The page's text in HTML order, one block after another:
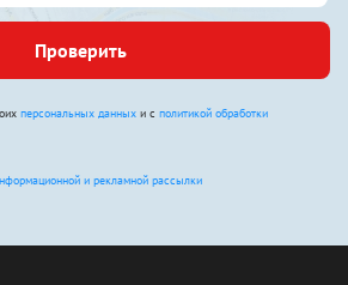
Проверить
персональных данных и с политикой обработки
и рекламной рассылки